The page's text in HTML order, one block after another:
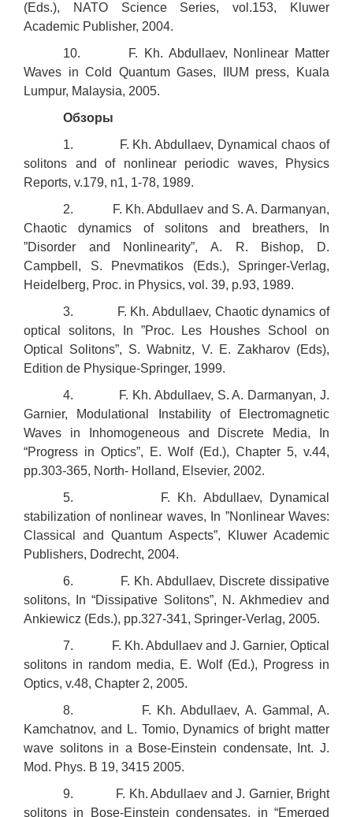
(Eds.), NATO Science Series, vol.153, Kluwer
Academic Publisher, 2004.
10. F. Kh. Abdullaev, Nonlinear Matter
Waves in Cold Quantum Gases, IIUM press, Kuala
Lumpur, Malaysia, 2005.
Обзоры
1. F. Kh. Abdullaev, Dynamical chaos of
solitons and of nonlinear periodic waves, Physics
Reports, v.179, n1, 1-78, 1989.
2. F. Kh. Abdullaev and S. A. Darmanyan,
Chaotic dynamics of solitons and breathers, In
”Disorder and Nonlinearity”, A. R. Bishop, D.
Campbell, S. Pnevmatikos (Eds.), Springer-Verlag,
Heidelberg, Proc. in Physics, vol. 39, p.93, 1989.
3. F. Kh. Abdullaev, Chaotic dynamics of
optical solitons, In ”Proc. Les Houshes School on
Optical Solitons”, S. Wabnitz, V. E. Zakharov (Eds),
Edition de Physique-Springer, 1999.
4. F. Kh. Abdullaev, S. A. Darmanyan, J.
Garnier, Modulational Instability of Electromagnetic
Waves in Inhomogeneous and Discrete Media, In
“Progress in Optics”, E. Wolf (Ed.), Chapter 5, v.44,
pp.303-365, North- Holland, Elsevier, 2002.
5. F. Kh. Abdullaev, Dynamical
stabilization of nonlinear waves, In ”Nonlinear Waves:
Classical and Quantum Aspects”, Kluwer Academic
Publishers, Dodrecht, 2004.
6. F. Kh. Abdullaev, Discrete dissipative
solitons, In “Dissipative Solitons”, N. Akhmediev and
Ankiewicz (Eds.), pp.327-341, Springer-Verlag, 2005.
7. F. Kh. Abdullaev and J. Garnier, Optical
solitons in random media, E. Wolf (Ed.), Progress in
Optics, v.48, Chapter 2, 2005.
8. F. Kh. Abdullaev, A. Gammal, A.
Kamchatnov, and L. Tomio, Dynamics of bright matter
wave solitons in a Bose-Einstein condensate, Int. J.
Mod. Phys. B 19, 3415 2005.
9. F. Kh. Abdullaev and J. Garnier, Bright
solitons in Bose-Einstein condensates, in “Emerged